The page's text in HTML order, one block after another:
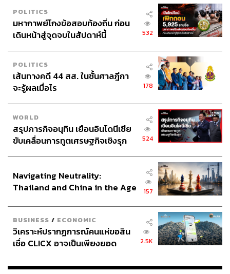
POLITICS
มหากาพย์โกงข้อสอบท้องถิ่น ก่อน
เดินหน้าสู่จุดจบในสัปดาห์นี้
532
POLITICS
เส้นทางคดี 44 สส. ในชั้นศาลฎีกา
จะรู้ผลเมื่อไร
178
WORLD
สรุปภารกิจอนุทิน เยือนอินโดนีเซีย
ขับเคลื่อนการทูตเศรษฐกิจเชิงรุก
524
Navigating Neutrality:
Thailand and China in the Age
157
BUSINESS / ECONOMIC
วิเคราะห์ปรากฏการณ์คนแห่ขอสิน
เชื่อ CLICX อาจเป็นเพียงยอด
เรือนไทยที่ถูกซุกไว้
2.5K